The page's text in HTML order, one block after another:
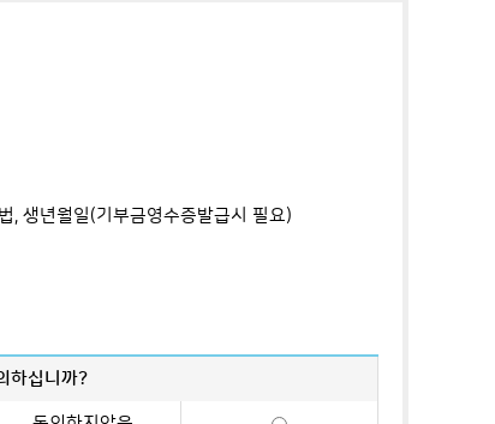
, 생년월일(기부금영수증발급시 필요)
하십니까?